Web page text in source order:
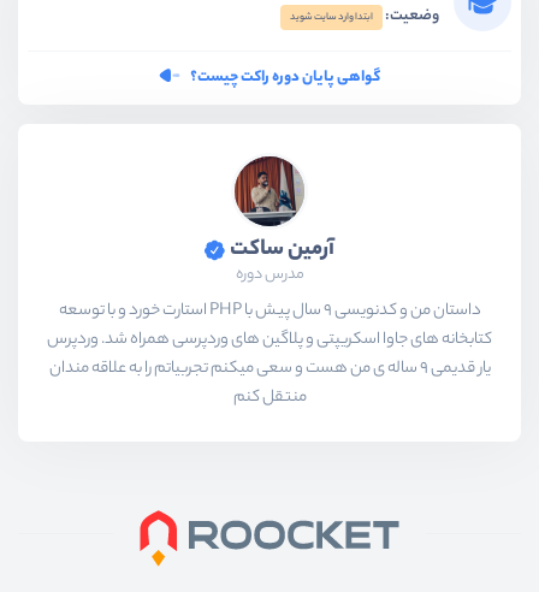
وضعیت: ابتدا وارد سایت شوید
گواهی پایان دوره راکت چیست؟
آرمین ساکت
مدرس دوره
داستان من و کدنویسی 9 سال پیش با PHP استارت خورد و با توسعه
کتابخانه های جاوا اسکریپتی و پلاگین های وردپرسی همراه شد. وردپرس
یار قدیمی 9 ساله ی من هست و سعی میکنم تجربیاتم را به علاقه مندان
منتقل کنم